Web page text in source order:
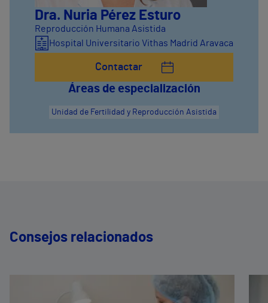
Dra. Nuria Pérez Esturo
Reproducción Humana Asistida
Hospital Universitario Vithas Madrid Aravaca
Contactar
Áreas de especialización
Unidad de Fertilidad y Reproducción Asistida
Consejos relacionados